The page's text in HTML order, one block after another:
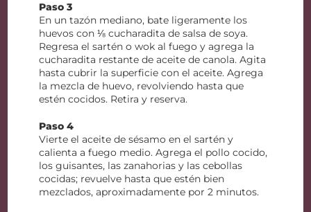
Paso 3
En un tazón mediano, bate ligeramente los
huevos con ⅛ cucharadita de salsa de soya.
Regresa el sartén o wok al fuego y agrega la
cucharadita restante de aceite de canola. Agita
hasta cubrir la superficie con el aceite. Agrega
la mezcla de huevo, revolviendo hasta que
estén cocidos. Retira y reserva.
Paso 4
Vierte el aceite de sésamo en el sartén y
calienta a fuego medio. Agrega el pollo cocido,
los guisantes, las zanahorias y las cebollas
cocidas; revuelve hasta que estén bien
mezclados, aproximadamente por 2 minutos.